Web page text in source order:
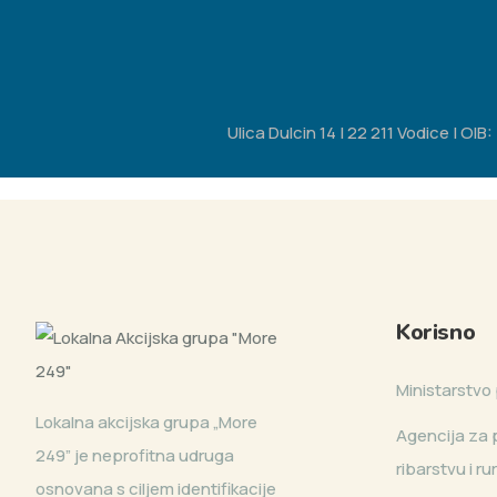
Ulica Dulcin 14 | 22 211 Vodice |
Lokalna akcijska grupa „More
249” je neprofitna udruga
osnovana s ciljem identifikacije
Korisno
Ministarstvo
Agencija za
ribarstvu i